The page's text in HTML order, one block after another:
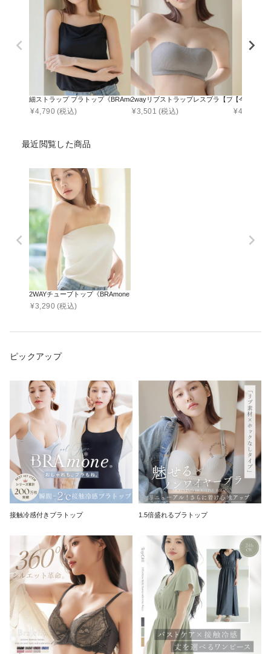
細ストラップ ブラトップ《BRAmone Fashion Glamorous》
¥4,790 (税込)
2wayリブストラップレスブラ【ブラ単品】
¥3,501 (税込)
【今季限定
¥4,590
最近閲覧した商品
2WAYチューブトップ《BRAmone Basic Natural》
¥3,290 (税込)
ピックアップ
接触冷感付きブラトップ 1.5倍盛れるブラトップ